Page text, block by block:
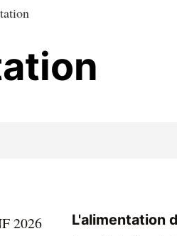
L'alimentation